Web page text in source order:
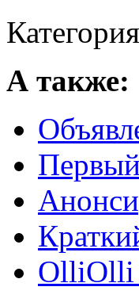
А также:
OlliOlli